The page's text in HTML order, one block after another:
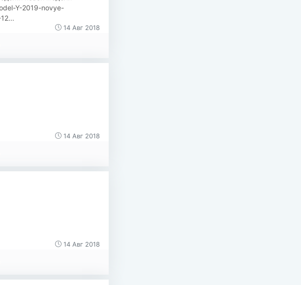
Y-2019-novye-
14 Авг 2018
14 Авг 2018
14 Авг 2018